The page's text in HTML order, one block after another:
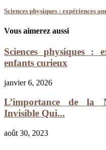
Sciences physiques : expériences
Vous aimerez aussi
Sciences physiques :
enfants curieux
janvier 6, 2026
L’importance de la
Invisible Qui...
août 30, 2023